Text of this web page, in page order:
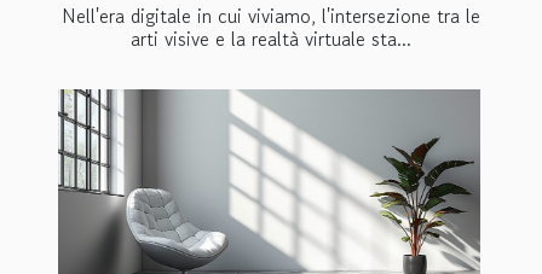
Nell'era digitale in cui viviamo, l'intersezione tra le
arti visive e la realtà virtuale sta...